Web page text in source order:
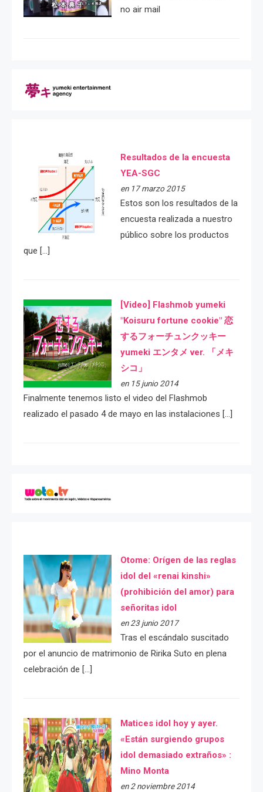
no air mail
Resultados de la encuesta
YEA-SGC
en 17 marzo 2015
Estos son los resultados de la
encuesta realizada a nuestro
público sobre los productos
que […]
[Video] Flashmob yumeki
"Koisuru fortune cookie" 恋
するフォーチュンクッキー
yumeki エンタメ ver. 「メキ
シコ」
en 15 junio 2014
Finalmente tenemos listo el video del Flashmob
realizado el pasado 4 de mayo en las instalaciones […]
Otome: Orígen de las reglas
idol del «renai kinshi»
(prohibición del amor) para
señoritas idol
en 23 junio 2017
Tras el escándalo suscitado
por el anuncio de matrimonio de Ririka Suto en plena
celebración de […]
Matices idol hoy y ayer.
«Están surgiendo grupos
idol demasiado extraños» :
Mino Monta
en 2 noviembre 2014